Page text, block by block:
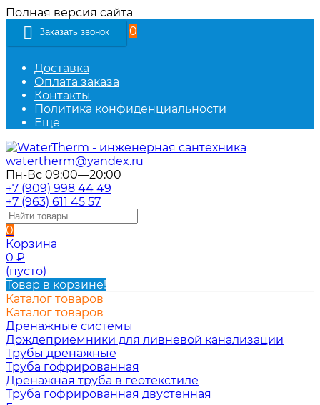
Полная версия сайта
Заказать звонок 0
Доставка
Оплата заказа
Контакты
Политика конфиденциальности
Еще
watertherm@yandex.ru
Пн-Вс 09:00—20:00
+7 (909) 998 44 49
+7 (963) 611 45 57
0
Корзина
0 ₽
(пусто)
Товар в корзине!
Каталог товаров
Каталог товаров
Дренажные системы
Дождеприемники для ливневой канализации
Трубы дренажные
Труба гофрированная
Дренажная труба в геотекстиле
Труба гофрированная двустенная